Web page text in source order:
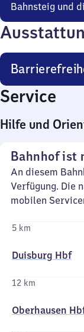
Bahnsteig und
Service
Hilfe und
Bahnhof ist
An diesem
Verfügung. Die
mobilen
5 km
Duisburg Hbf
12 km
Oberhausen